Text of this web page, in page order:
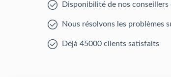
Disponibilité de nos
Nous résolvons les problèmes
Déjà 45000 clients satisfaits